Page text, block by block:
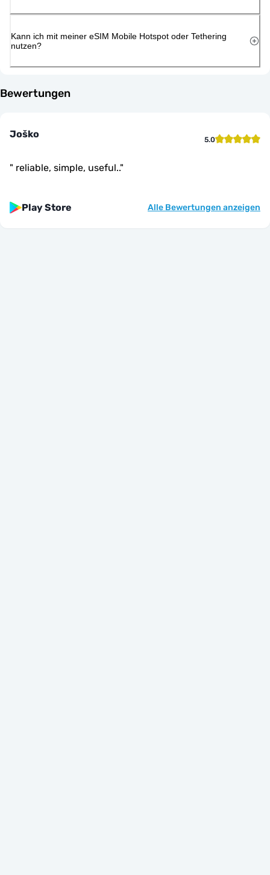
Kann ich mit meiner eSIM Mobile Hotspot oder Tethering
nutzen?
Bewertungen
Joško 5.0
" reliable, simple, useful.."
Play Store Alle Bewertungen anzeigen